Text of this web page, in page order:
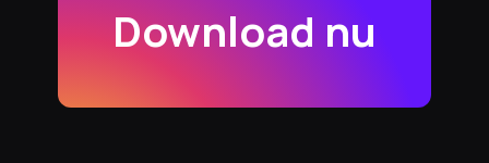
Download nu